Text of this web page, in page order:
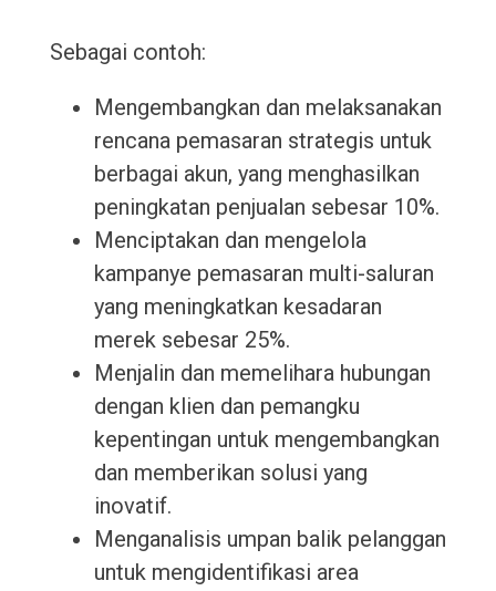
Sebagai contoh:
Mengembangkan dan melaksanakan
rencana pemasaran strategis untuk
berbagai akun, yang menghasilkan
peningkatan penjualan sebesar 10%.
Menciptakan dan mengelola
kampanye pemasaran multi-saluran
yang meningkatkan kesadaran
merek sebesar 25%.
Menjalin dan memelihara hubungan
dengan klien dan pemangku
kepentingan untuk mengembangkan
dan memberikan solusi yang
inovatif.
Menganalisis umpan balik pelanggan
untuk mengidentifikasi area